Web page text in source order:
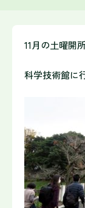
11月の土曜開
科学技術館に